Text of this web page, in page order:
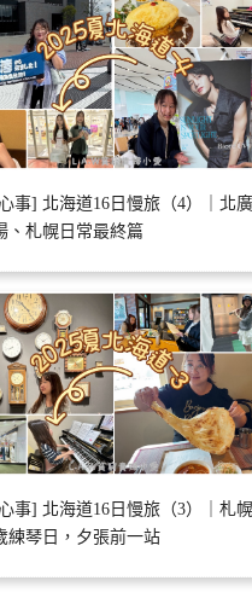
事] 北海道16日慢旅（4）｜北廣
、札幌日常最終篇
事] 北海道16日慢旅（3）｜札幌
練琴日，夕張前一站